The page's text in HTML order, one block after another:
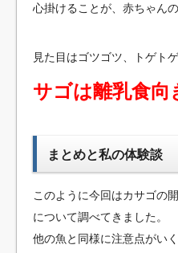
心掛けることが、赤ちゃん
見た目はゴツゴツ、トゲト
サゴは離乳食向
まとめと私の体験談
このように今回はカサゴの
について調べてきました。
他の魚と同様に注意点がい